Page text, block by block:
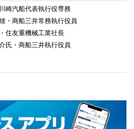
崎汽船代表執行役専務
・商船三井常務執行役員
住友重機械工業社長
氏・商船三井執行役員